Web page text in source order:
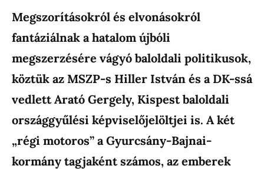
Megszorításokról és elvonásokról
fantáziálnak a hatalom újbóli
megszerzésére vágyó baloldali politikusok,
köztük az MSZP-s Hiller István és a DK-ssá
vedlett Arató Gergely, Kispest baloldali
országgyűlési képviselőjelöltjei is. A két
„régi motoros” a Gyurcsány-Bajnai-
kormány tagjaként számos, az emberek